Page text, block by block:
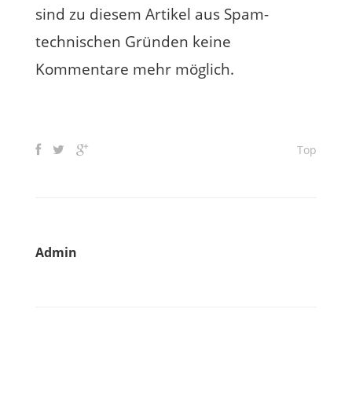
sind zu diesem Artikel aus Spam-
technischen Gründen keine
Kommentare mehr möglich.
Top
Admin